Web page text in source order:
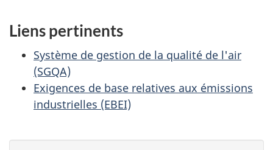
Liens pertinents
Système de gestion de la qualité de l'air
(SGQA)
Exigences de base relatives aux émissions
industrielles (EBEI)